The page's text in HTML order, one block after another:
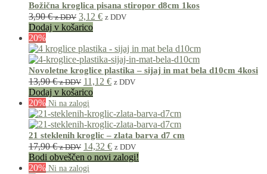
Božična kroglica pisana stiropor d8cm 1kos
3,90€ z DDV 3,12 € z DDV
Dodaj v košarico
20%
Novoletne kroglice plastika – sijaj in mat bela d10cm 4kosi
13,90€ z DDV 11,12 € z DDV
Dodaj v košarico
20%
21 steklenih kroglic – zlata barva d7 cm
17,90€ z DDV 14,32 € z DDV
Bodi obveščen o novi zalogi!
20%